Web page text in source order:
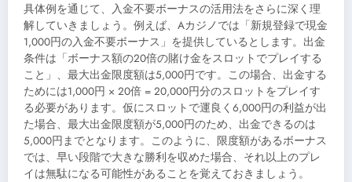
具体例を通じて、入金不要ボーナスの活用法をさらに深く理
解していきましょう。例えば、Aカジノでは「新規登録で現金
1,000円の入金不要ボーナス」を提供しているとします。出金
条件は「ボーナス額の20倍の賭け金をスロットでプレイする
こと」、最大出金限度額は5,000円です。この場合、出金する
ためには1,000円 × 20倍 = 20,000円分のスロットをプレイす
る必要があります。仮にスロットで運良く6,000円の利益が出
た場合、最大出金限度額が5,000円のため、出金できるのは
5,000円までとなります。このように、限度額があるボーナス
では、早い段階で大きな勝利を収めた場合、それ以上のプレ
イは無駄になる可能性があることを覚えておきましょう。